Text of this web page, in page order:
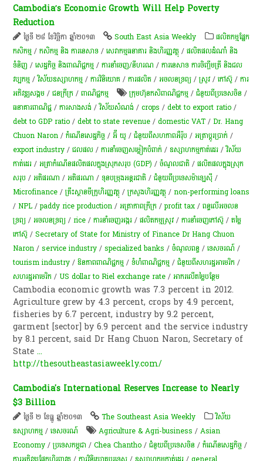
Cambodia’s Economic Growth Will Help Poverty
Reduction
ថ្ងៃទី ២៨ ខែវិច្ឆិកា ឆ្នាំ២០១៣ South East Asia Weekly
​ផលិតកម្ម​ផ្នែក​
កសិកម្ម​ /កសិកម្ម​ និង​ ការ​នេ​សាទ​ /សេវាកម្មធនាគារ និងហិរញ្ញវត្ថុ /ផលិតផលដំណាំ និង
ទំនិញ /សេដ្ឋកិច្ច និងពាណិជ្ជកម្ម /ការនាំចេញ/នីហរណ /ការនេសាទ ការចិញ្ចឹមត្រី និងជល
វប្បកម្ម /វិស័យឧស្សាហកម្ម /ការវិនិយោគ /ការផលិត​ /​អចលនទ្រព្យ​ /​ស្រូវ​ /​កៅស៊ូ​ /ការ​
អភិវឌ្ឍ​សង្គម /ជនក្រីក្រ /ពាណិជ្ជកម្ម ​ក្រុមហ៊ុន​កសិពាណិជ្ជកម្ម /ជំនួយពីប្រទេសចិន /
ធនាគារ​ពាណិជ្ជ /ការសាងសង់ /វិស័យសំណង់ /crops /debt to export ratio /
debt to GDP ratio /debt to state revenue /domestic VAT /Dr. Hang
Chuon Naron /កំណើន​សេដ្ឋកិច្ច /អ៊ី យូ /ជំនួយពីសហភាពអឺរ៉ុប /អត្រា​ប្តូ​រ​ប្រាក់ /
export industry /ជលផល /ការ​នាំ​ចេញ​សម្លៀក​បំពាក់ /ឧស្សាហកម្មកាត់ដេរ /វិស័យ​
កាត់ដេរ​ /អត្រា​កំណើន​ផលិតផល​ក្នុង​ស្រុក​សរុប​ (GDP)​ /ចំណូល​ជាតិ​ /ផលិតផលក្នុងស្រុក
សរុប /អតិផរណា​ /អតិផរណា /ទុនបម្រុង​អន្តរជាតិ /ជំនួយពីប្រទេសម៉ាឡេស៊ី​​/
Microfinance /គ្រឹះស្ថានមីក្រូហិរញ្ញវត្ថុ /ក្រសួងហិរញ្ញវត្ថុ /non-performing loans
/NPL /paddy rice production /អត្រាភាពក្រីក្រ /profit tax /ពន្ធលើអចលន
ទ្រព្យ /​អចលនទ្រព្យ​ /rice /ការនាំចេញអង្ករ /ផលិតកម្មស្រូវ /ការនាំចេញកៅស៊ូ /តម្លៃ​
កៅស៊ូ​ /Secretary of State for Ministry of Finance Dr Hang Chuon
Naron /service industry /specialized banks /​ចំណូល​​ពន្ធ /ទេសចរណ៍ /
tourism industry /ឱនភាពពាណិជ្ជកម្ម /​ទំហំ​ពាណិជ្ជកម្ម /ជំនួយពីសហរដ្ឋអាមេរិក /
សហរដ្ឋអាមេរិក /US dollar to Riel exchange rate /អាករលើតម្លៃបន្ថែម
Cambodia economic growth was 7.3 percent in 2012.
Agriculture grew by 4.3 percent, crops by 4.9 percent,
fisheries by 6.7 percent, industry by 9.2 percent,
garment [sector] by 6.9 percent and the service industry
by 8.1 percent, said Dr Hang Chuon Naron, Secretary of
State...
http://thesoutheastasiaweekly.com/
Cambodia's International Reserves Increase to Nearly
$3 Billion
ថ្ងៃទី ២ ខែធ្នូ ឆ្នាំ២០១៣ The Southeast Asia Weekly
វិស័យ
ឧស្សាហកម្ម /ទេសចរណ៍ Agriculture & Agri-business /Asian
Economy /ប្រទេសកម្ពុជា /Chea Chantho /ជំនួយពីប្រទេសចិន /កំណើន​សេដ្ឋកិច្ច /